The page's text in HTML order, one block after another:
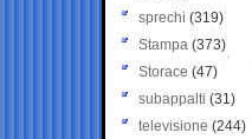
sprechi (319)
Stampa (373)
Storace (47)
subappalti (31)
televisione(244)